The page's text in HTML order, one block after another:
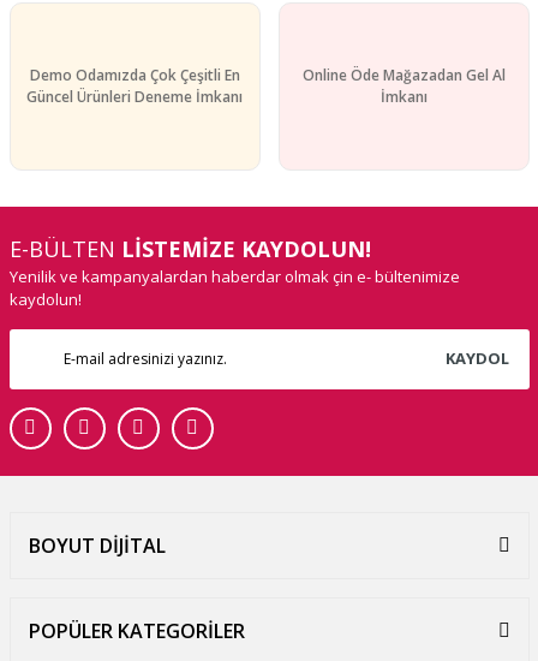
Demo Odamızda Çok Çeşitli En
Güncel Ürünleri Deneme İmkanı
Online Öde Mağazadan Gel Al
İmkanı
E-BÜLTEN LİSTEMİZE KAYDOLUN!
Yenilik ve kampanyalardan haberdar olmak çin e- bültenimize
kaydolun!
KAYDOL
BOYUT DİJİTAL
POPÜLER KATEGORİLER